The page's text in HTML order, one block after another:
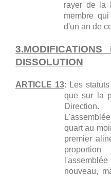
rayer de la
membre
d'un an de
DISSOLUTION
ARTICLE 13: Les
que sur la
Direction.
quart au
premier
nouveau,